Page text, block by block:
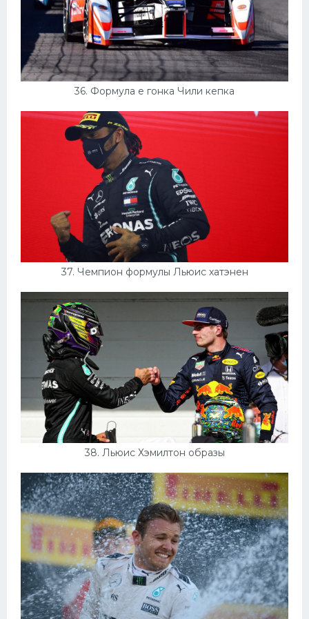
36. Формула е гонка Чили кепка
37. Чемпион формулы Льюис хатэнен
38. Льюис Хэмилтон образы